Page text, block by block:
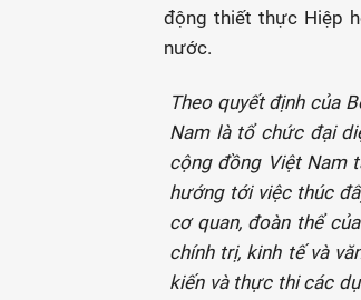
động thiết thực Hiệp
nước.
Theo quyết định của
Nam là tổ chức đại
cộng đồng Việt Nam
hướng tới việc thúc
cơ quan, đoàn thể
chính trị, kinh tế và
kiến và thực thi các